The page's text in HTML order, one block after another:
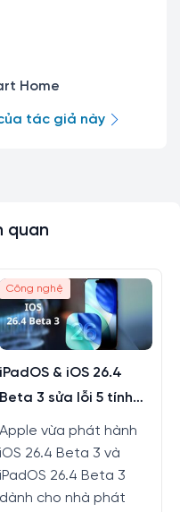
Home
tác giả này
quan
Công nghệ
iPadOS & iOS 26.4
Beta 3 sửa lỗi 5 tính
năng
Apple vừa phát hành
iOS 26.4 Beta 3 và
iPadOS 26.4 Beta 3
dành cho nhà phát